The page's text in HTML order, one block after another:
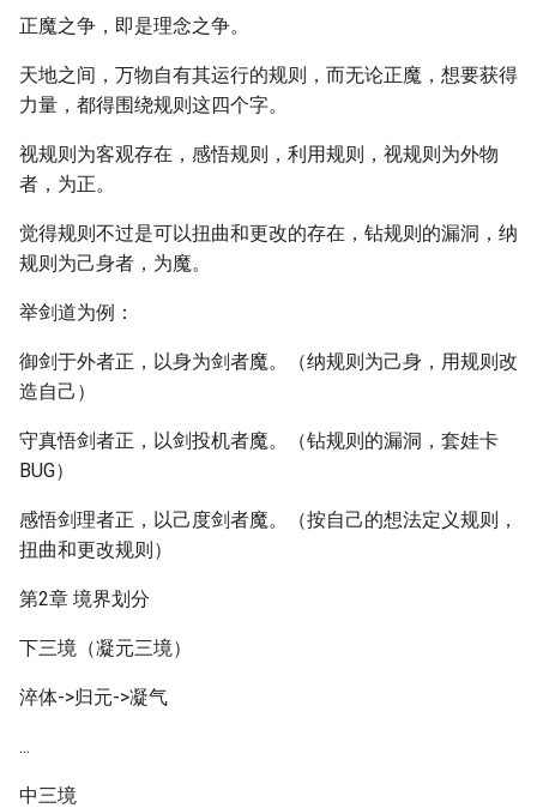
正魔之争，即是理念之争。
天地之间，万物自有其运行的规则，而无论正魔，想要获得
力量，都得围绕规则这四个字。
视规则为客观存在，感悟规则，利用规则，视规则为外物
者，为正。
觉得规则不过是可以扭曲和更改的存在，钻规则的漏洞，纳
规则为己身者，为魔。
举剑道为例：
御剑于外者正，以身为剑者魔。（纳规则为己身，用规则改
造自己）
守真悟剑者正，以剑投机者魔。（钻规则的漏洞，套娃卡
BUG）
感悟剑理者正，以己度剑者魔。（按自己的想法定义规则，
扭曲和更改规则）
第2章 境界划分
下三境（凝元三境）
淬体->归元->凝气
...
中三境